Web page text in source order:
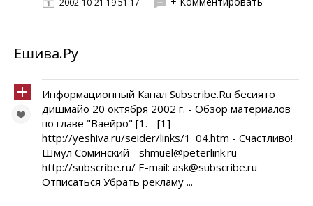
2002-10-21 19:51:17
Ешива.Ру
Информационный Канал Subscribe.Ru бесиято
дишмайо 20 октября 2002 г. - Обзор материалов
по главе "Ваейро" [1. - [1]
http://yeshiva.ru/seider/links/1_04.htm - Счастливо!
Шмул Соминский - shmuel@peterlink.ru
http://subscribe.ru/ E-mail: ask@subscribe.ru
Отписаться Убрать рекламу ...